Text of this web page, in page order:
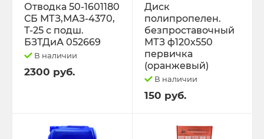
Отводка 50-1601180
СБ МТЗ,МАЗ-4370,
Т-25 с подш.
БЗТДиА 052669
В наличии
2300 руб.
Диск
полипропелен.
безпроставочный
МТЗ ф120х550
первичка
(оранжевый)
В наличии
150 руб.